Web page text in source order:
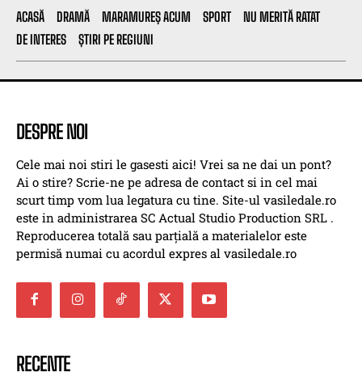
ACASĂ DRAMĂ MARAMUREȘ ACUM SPORT
NU MERITĂ RATAT
DE INTERES
ȘTIRI PE REGIUNI
DESPRE NOI
Cele mai noi stiri le gasesti aici! Vrei sa ne dai un pont?
Ai o stire? Scrie-ne pe adresa de contact si in cel mai
scurt timp vom lua legatura cu tine. Site-ul vasiledale.ro
este in administrarea SC Actual Studio Production SRL .
Reproducerea totală sau parțială a materialelor este
permisă numai cu acordul expres al vasiledale.ro
RECENTE